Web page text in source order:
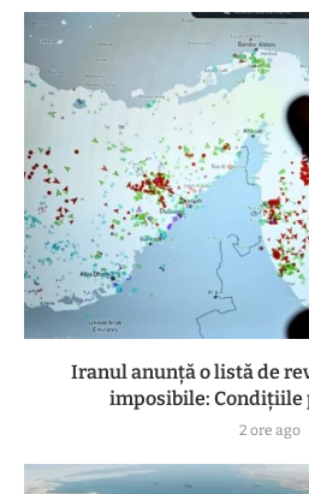
Iranul anunță o listă de
imposibile: Condițiile
2 ore ago